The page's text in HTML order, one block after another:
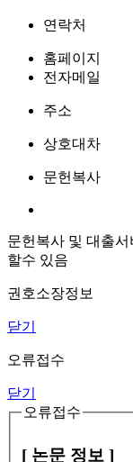
연락처
홈페이지
전자메일
주소
상호대차
문헌복사
문헌복사 및 대출
할수 있음
권호소장정보
닫기
오류접수
닫기
오류접수
[ 논문 정보 ]